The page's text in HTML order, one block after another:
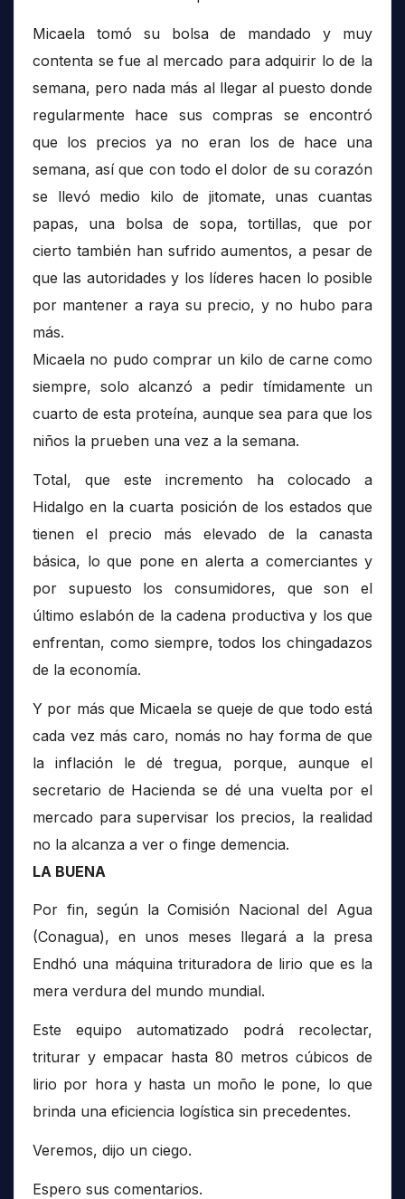
Micaela tomó su bolsa de mandado y muy
contenta se fue al mercado para adquirir lo de la
semana, pero nada más al llegar al puesto donde
regularmente hace sus compras se encontró
que los precios ya no eran los de hace una
semana, así que con todo el dolor de su corazón
se llevó medio kilo de jitomate, unas cuantas
papas, una bolsa de sopa, tortillas, que por
cierto también han sufrido aumentos, a pesar de
que las autoridades y los líderes hacen lo posible
por mantener a raya su precio, y no hubo para
más.
Micaela no pudo comprar un kilo de carne como
siempre, solo alcanzó a pedir tímidamente un
cuarto de esta proteína, aunque sea para que los
niños la prueben una vez a la semana.
Total, que este incremento ha colocado a
Hidalgo en la cuarta posición de los estados que
tienen el precio más elevado de la canasta
básica, lo que pone en alerta a comerciantes y
por supuesto los consumidores, que son el
último eslabón de la cadena productiva y los que
enfrentan, como siempre, todos los chingadazos
de la economía.
Y por más que Micaela se queje de que todo está
cada vez más caro, nomás no hay forma de que
la inflación le dé tregua, porque, aunque el
secretario de Hacienda se dé una vuelta por el
mercado para supervisar los precios, la realidad
no la alcanza a ver o finge demencia.
LA BUENA
Por fin, según la Comisión Nacional del Agua
(Conagua), en unos meses llegará a la presa
Endhó una máquina trituradora de lirio que es la
mera verdura del mundo mundial.
Este equipo automatizado podrá recolectar,
triturar y empacar hasta 80 metros cúbicos de
lirio por hora y hasta un moño le pone, lo que
brinda una eficiencia logística sin precedentes.
Veremos, dijo un ciego.
Espero sus comentarios.